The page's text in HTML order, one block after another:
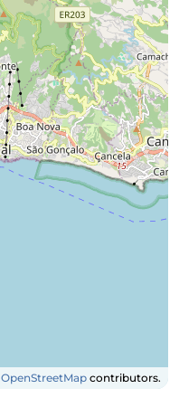
OpenStreetMap contributors.